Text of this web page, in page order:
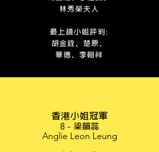
林秀榮夫人
最上鏡小姐評判 :
胡金銓、楚原、
華德、李翰祥
香港小姐冠軍
8 - 梁韻蕊
Anglie Leon Leung